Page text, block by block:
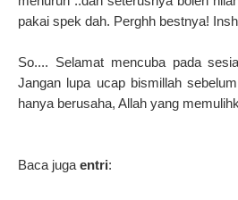
pakai spek dah. Perghh bestnya!
So.... Selamat mencuba pada
Jangan lupa ucap bismillah
hanya berusaha, Allah yang
Baca jugaentri: